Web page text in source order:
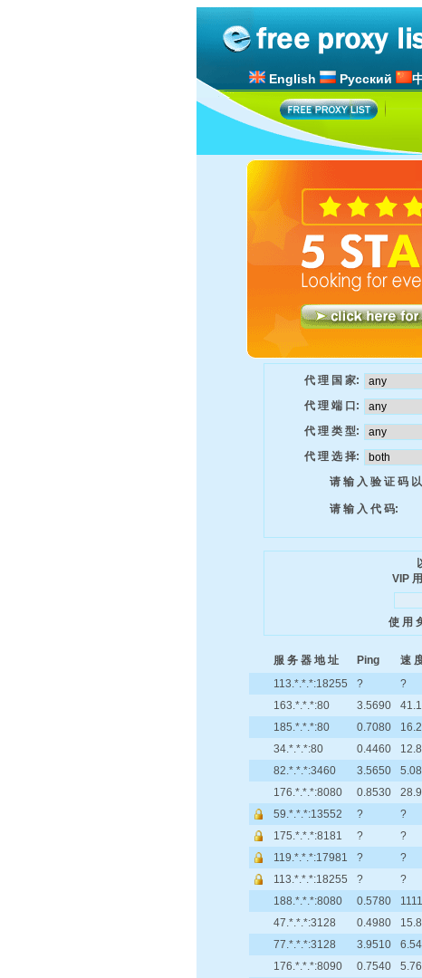
English Русский
代 理 国 家:
代 理 端 口:
代 理 类 型:
代 理 选 择:
请 输 入 验 证 码
请 输 入 代 码:
VIP
使 用
服 务 器 地 址 Ping 速
113.*.*.*:18255
? ?
163.*.*.*:80
3.5690
185.*.*.*:80
0.7080
34.*.*.*:80
0.4460
82.*.*.*:3460
3.5650 5.08
176.*.*.*:8080
0.8530
59.*.*.*:13552
? ?
175.*.*.*:8181
? ?
119.*.*.*:17981
? ?
113.*.*.*:18255
? ?
188.*.*.*:8080
0.5780
47.*.*.*:3128
0.4980
77.*.*.*:3128
3.9510 6.54
176.*.*.*:8090
0.7540 5.76